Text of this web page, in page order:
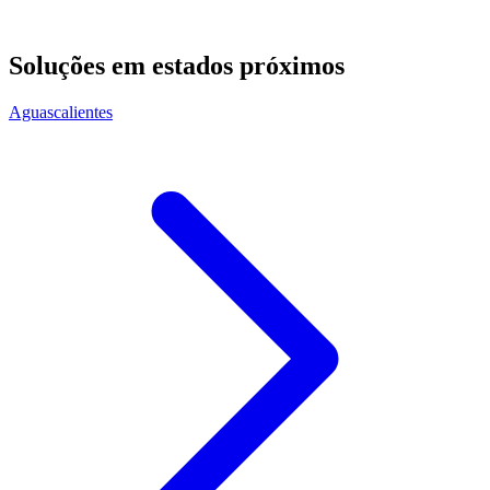
Soluções em estados próximos
Aguascalientes